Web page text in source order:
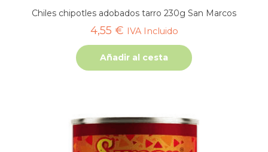
Chiles chipotles adobados tarro 230g San Marcos
4,55 € IVA Incluido
Añadir al cesta